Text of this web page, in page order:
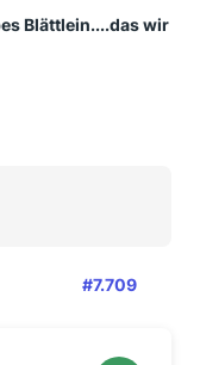
Blättlein....das wir
#7.709